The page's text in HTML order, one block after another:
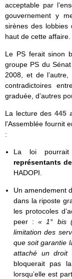
acceptable par
gouvernement y
sirènes des lobbies
haut de cette affaire.
Le PS ferait sinon
groupe PS du Sénat
2008, et de
contradictoires
graduée, d’autres
La lecture des 445
l’Assemblée fournit
:
La loi
représentants
HADOPI.
Un amendement
dans la riposte
les protocoles
peer :« 1° bis
limitation des
que soit garantie
attaché un droit
bloquerait pas
lorsqu’elle est